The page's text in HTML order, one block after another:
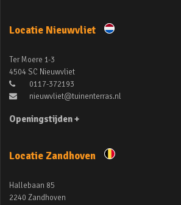
Locatie Nieuwvliet
Ter Moere 1-3
4504 SC Nieuwvliet
0117-372193
nieuwvliet@tuinenterras.nl
Openingstijden +
Locatie Zandhoven
Hallebaan 85
2240 Zandhoven